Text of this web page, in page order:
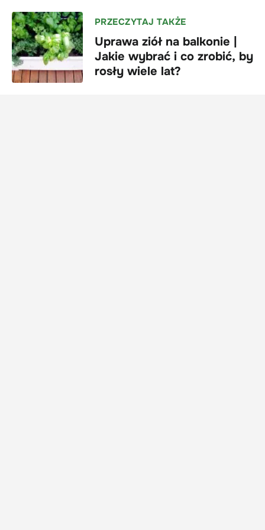
PRZECZYTAJ TAKŻE
Uprawa ziół na balkonie |
Jakie wybrać i co zrobić, by
rosły wiele lat?